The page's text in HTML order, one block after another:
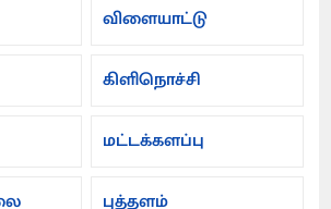
விளையாட்டு
கிளிநொச்சி
மட்டக்களப்பு
புத்தளம்